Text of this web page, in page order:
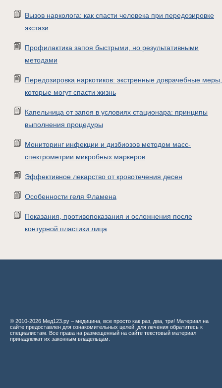
Вызов нарколога: как спасти человека при передозировке
экстази
Профилактика запоя быстрыми, но результативными
методами
Передозировка наркотиков: экстренные доврачебные меры,
которые могут спасти жизнь
Капельница от запоя в условиях стационара: принципы
выполнения процедуры
Мониторинг инфекции и дизбиозов методом масс-
спектрометрии микробных маркеров
Эффективное лекарство от кровотечения десен
Особенности геля Фламена
Показания, противопоказания и осложнения после
контурной пластики лица
© 2010-2026 Мед123.ру – медицина, все просто как раз, два, три! Материал на
сайте предоставлен для ознакомительных целей, для лечения обратитесь к
специалистам. Все права на размещенный на сайте текстовый материал
принадлежат их законным владельцам.